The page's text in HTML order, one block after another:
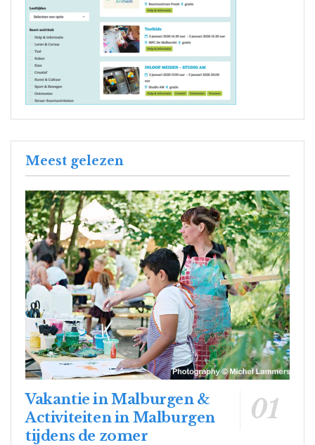
Meest gelezen
Vakantie in Malburgen &
Activiteiten in Malburgen
tijdens de zomer